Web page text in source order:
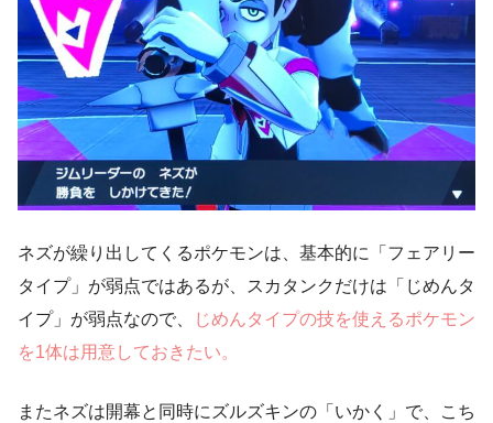
ネズが繰り出してくるポケモンは、基本的に「フェアリー
タイプ」が弱点ではあるが、スカタンクだけは「じめんタ
イプ」が弱点なので、
じめんタイプの技を使えるポケモン
を1体は用意しておきたい。
またネズは開幕と同時にズルズキンの「いかく」で、こち